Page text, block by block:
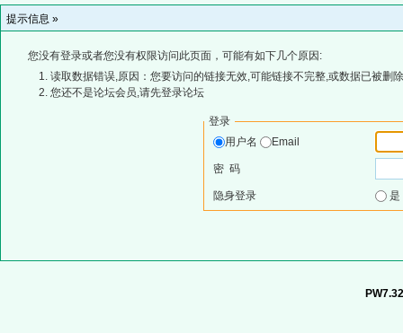
提示信息 »
您没有登录或者您没有权限访问此页面，可能有如下几个原因:
读取数据错误,原因：您要访问的链接无效,可能链接不完整,或数据已被删
您还不是论坛会员,请先登录论坛
登录
用户名
Email
密 码
隐身登录